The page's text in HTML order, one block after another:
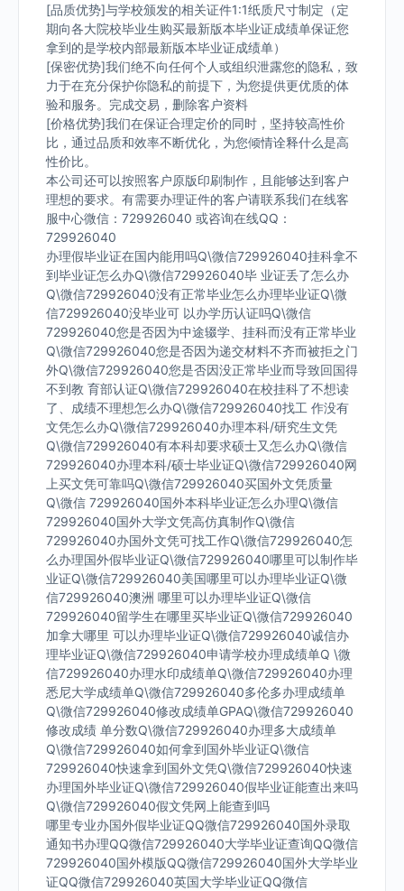
[品质优势]与学校颁发的相关证件1:1纸质尺寸制定（定
期向各大院校毕业生购买最新版本毕业证成绩单保证您
拿到的是学校内部最新版本毕业证成绩单）
[保密优势]我们绝不向任何个人或组织泄露您的隐私，致
力于在充分保护你隐私的前提下，为您提供更优质的体
验和服务。完成交易，删除客户资料
[价格优势]我们在保证合理定价的同时，坚持较高性价
比，通过品质和效率不断优化，为您倾情诠释什么是高
性价比。
本公司还可以按照客户原版印刷制作，且能够达到客户
理想的要求。有需要办理证件的客户请联系我们在线客
服中心微信：729926040 或咨询在线QQ：
729926040
办理假毕业证在国内能用吗Q\微信729926040挂科拿不
到毕业证怎么办Q\微信729926040毕 业证丢了怎么办
Q\微信729926040没有正常毕业怎么办理毕业证Q\微
信729926040没毕业可 以办学历认证吗Q\微信
729926040您是否因为中途辍学、挂科而没有正常毕业
Q\微信729926040您是否因为递交材料不齐而被拒之门
外Q\微信729926040您是否因没正常毕业而导致回国得
不到教 育部认证Q\微信729926040在校挂科了不想读
了、成绩不理想怎么办Q\微信729926040找工 作没有
文凭怎么办Q\微信729926040办理本科/研究生文凭
Q\微信729926040有本科却要求硕士又怎么办Q\微信
729926040办理本科/硕士毕业证Q\微信729926040网
上买文凭可靠吗Q\微信729926040买国外文凭质量
Q\微信 729926040国外本科毕业证怎么办理Q\微信
729926040国外大学文凭高仿真制作Q\微信
729926040办国外文凭可找工作Q\微信729926040怎
么办理国外假毕业证Q\微信729926040哪里可以制作毕
业证Q\微信729926040美国哪里可以办理毕业证Q\微
信729926040澳洲 哪里可以办理毕业证Q\微信
729926040留学生在哪里买毕业证Q\微信729926040
加拿大哪里 可以办理毕业证Q\微信729926040诚信办
理毕业证Q\微信729926040申请学校办理成绩单Q \微
信729926040办理水印成绩单Q\微信729926040办理
悉尼大学成绩单Q\微信729926040多伦多办理成绩单
Q\微信729926040修改成绩单GPAQ\微信729926040
修改成绩 单分数Q\微信729926040办理多大成绩单
Q\微信729926040如何拿到国外毕业证Q\微信
729926040快速拿到国外文凭Q\微信729926040快速
办理国外毕业证Q\微信729926040假毕业证能查出来吗
Q\微信729926040假文凭网上能查到吗
哪里专业办国外假毕业证QQ微信729926040国外录取
通知书办理QQ微信729926040大学毕业证查询QQ微信
729926040国外模版QQ微信729926040国外大学毕业
证QQ微信729926040英国大学毕业证QQ微信